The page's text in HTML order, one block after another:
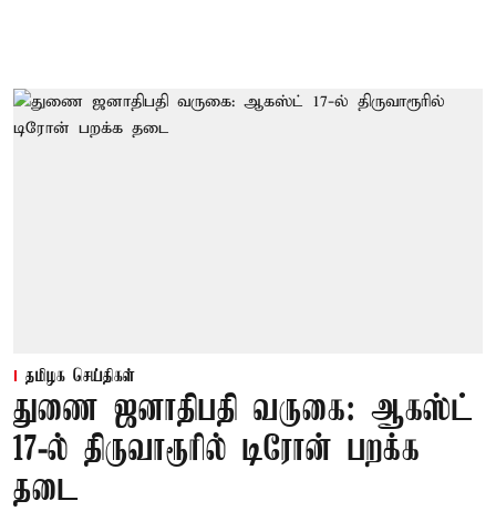
தமிழக செய்திகள்
துணை ஜனாதிபதி வருகை: ஆகஸ்ட்
17-ல் திருவாரூரில் டிரோன் பறக்க
தடை